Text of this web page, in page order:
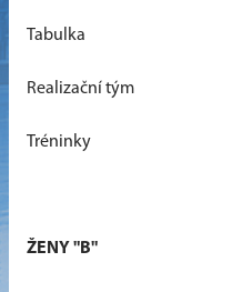
Tabulka
Realizační tým
Tréninky
ŽENY "B"